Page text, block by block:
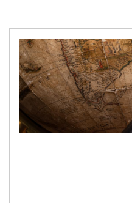
I
m
m
a
g
i
n
e